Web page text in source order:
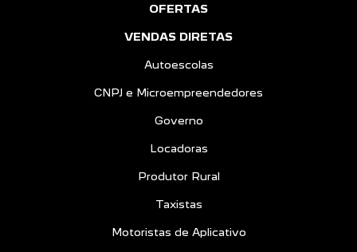
OFERTAS
VENDAS DIRETAS
Autoescolas
CNPJ e Microempreendedores
Governo
Locadoras
Produtor Rural
Taxistas
Motoristas de Aplicativo